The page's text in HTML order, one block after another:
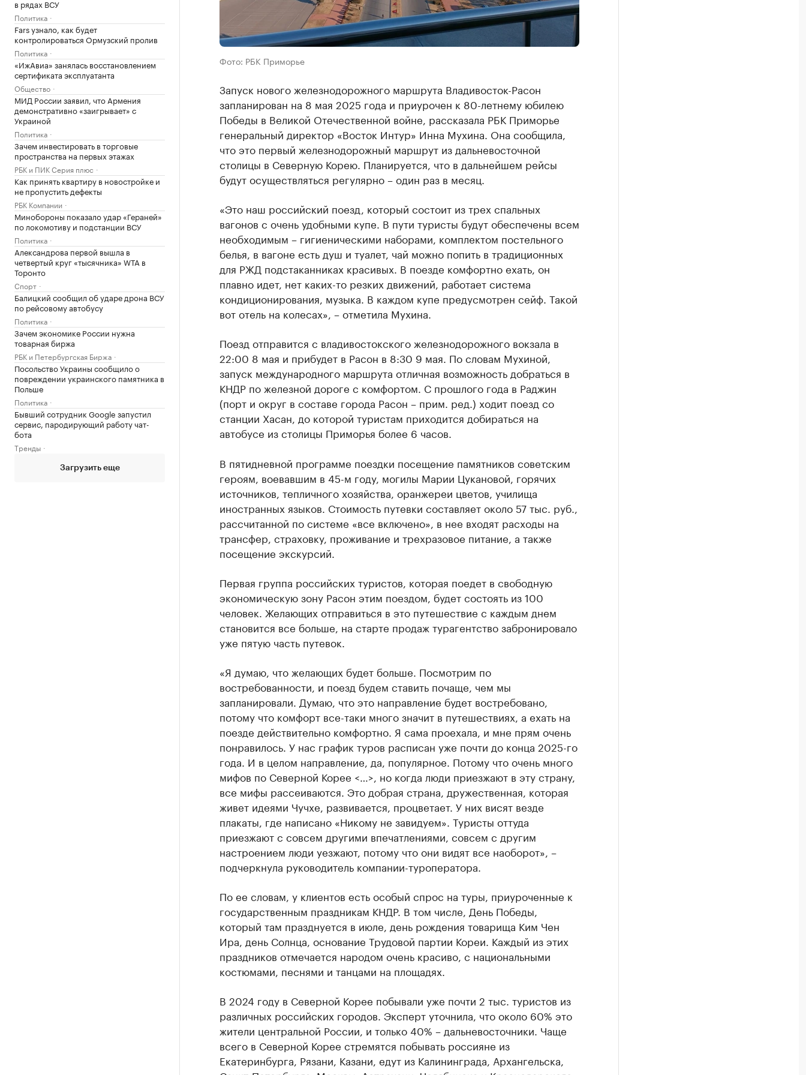
в рядах ВСУ
Политика
Fars узнало, как будет
контролироваться Ормузский пролив
Политика
«ИжАвиа» занялась восстановлением
сертификата эксплуатанта
Общество
МИД России заявил, что Армения
демонстративно «заигрывает» с
Украиной
Политика
Зачем инвестировать в торговые
пространства на первых этажах
РБК и ПИК Серия плюс
Как принять квартиру в новостройке и
не пропустить дефекты
РБК Компании
Минобороны показало удар «Гераней»
по локомотиву и подстанции ВСУ
Политика
Александрова первой вышла в
четвертый круг «тысячника» WTA в
Торонто
Спорт
Балицкий сообщил об ударе дрона ВСУ
по рейсовому автобусу
Политика
Зачем экономике России нужна
товарная биржа
РБК и Петербургская Биржа
Посольство Украины сообщило о
повреждении украинского памятника в
Польше
Политика
Бывший сотрудник Google запустил
сервис, пародирующий работу чат-
бота
Тренды
Загрузить еще
Фото: РБК Приморье
Запуск нового железнодорожного маршрута Владивосток-Расон
запланирован на 8 мая 2025 года и приурочен к 80-летнему юбилею
Победы в Великой Отечественной войне, рассказала РБК Приморье
генеральный директор «Восток Интур» Инна Мухина. Она сообщила,
что это первый железнодорожный маршрут из дальневосточной
столицы в Северную Корею. Планируется, что в дальнейшем рейсы
будут осуществляться регулярно – один раз в месяц.
«Это наш российский поезд, который состоит из трех спальных
вагонов с очень удобными купе. В пути туристы будут обеспечены всем
необходимым – гигиеническими наборами, комплектом постельного
белья, в вагоне есть душ и туалет, чай можно попить в традиционных
для РЖД подстаканниках красивых. В поезде комфортно ехать, он
плавно идет, нет каких-то резких движений, работает система
кондиционирования, музыка. В каждом купе предусмотрен сейф. Такой
вот отель на колесах», – отметила Мухина.
Поезд отправится с владивостокского железнодорожного вокзала в
22:00 8 мая и прибудет в Расон в 8:30 9 мая. По словам Мухиной,
запуск международного маршрута отличная возможность добраться в
КНДР по железной дороге с комфортом. С прошлого года в Раджин
(порт и округ в составе города Расон – прим. ред.) ходит поезд со
станции Хасан, до которой туристам приходится добираться на
автобусе из столицы Приморья более 6 часов.
В пятидневной программе поездки посещение памятников советским
героям, воевавшим в 45-м году, могилы Марии Цукановой, горячих
источников, тепличного хозяйства, оранжереи цветов, училища
иностранных языков. Стоимость путевки составляет около 57 тыс. руб.,
рассчитанной по системе «все включено», в нее входят расходы на
трансфер, страховку, проживание и трехразовое питание, а также
посещение экскурсий.
Первая группа российских туристов, которая поедет в свободную
экономическую зону Расон этим поездом, будет состоять из 100
человек. Желающих отправиться в это путешествие с каждым днем
становится все больше, на старте продаж турагентство забронировало
уже пятую часть путевок.
«Я думаю, что желающих будет больше. Посмотрим по
востребованности, и поезд будем ставить почаще, чем мы
запланировали. Думаю, что это направление будет востребовано,
потому что комфорт все-таки много значит в путешествиях, а ехать на
поезде действительно комфортно. Я сама проехала, и мне прям очень
понравилось. У нас график туров расписан уже почти до конца 2025-го
года. И в целом направление, да, популярное. Потому что очень много
мифов по Северной Корее <…>, но когда люди приезжают в эту страну,
все мифы рассеиваются. Это добрая страна, дружественная, которая
живет идеями Чучхе, развивается, процветает. У них висят везде
плакаты, где написано «Никому не завидуем». Туристы оттуда
приезжают с совсем другими впечатлениями, совсем с другим
настроением люди уезжают, потому что они видят все наоборот», –
подчеркнула руководитель компании-туроператора.
По ее словам, у клиентов есть особый спрос на туры, приуроченные к
государственным праздникам КНДР. В том числе, День Победы,
который там празднуется в июле, день рождения товарища Ким Чен
Ира, день Солнца, основание Трудовой партии Кореи. Каждый из этих
праздников отмечается народом очень красиво, с национальными
костюмами, песнями и танцами на площадях.
В 2024 году в Северной Корее побывали уже почти 2 тыс. туристов из
различных российских городов. Эксперт уточнила, что около 60% это
жители центральной России, и только 40% – дальневосточники. Чаще
всего в Северной Корее стремятся побывать россияне из
Екатеринбурга, Рязани, Казани, едут из Калининграда, Архангельска,